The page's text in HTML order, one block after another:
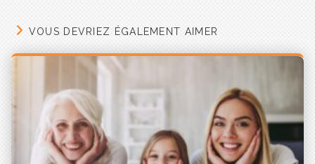
Les courtiers en assurance sont
des conseillers en gestion des
risques
Les courtiers en assurance sont de véritables
professionnels et conseillers en gestion des
risques. Ils travaillent avec les clients pour
VOUS DEVRIEZ ÉGALEMENT AIMER